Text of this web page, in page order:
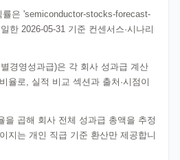
률은 'semiconductor-stocks-forecast-
한 2026-05-31 기준 컨센서스·시나리
경영성과급)은 각 회사 성과급 계산
율로, 실적 비교 섹션과 출처·시점이
을 곱해 회사 전체 성과급 총액을 추정
지는 개인 직급 기준 환산만 제공합니